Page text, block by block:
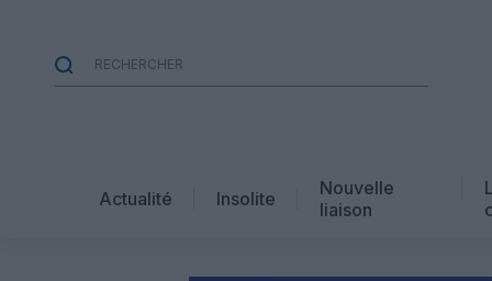
Actualité Insolite
Nouvelle
liaison